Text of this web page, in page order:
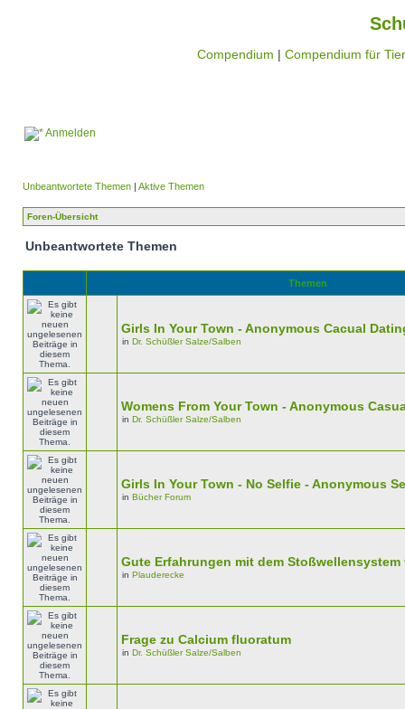
Compendium | Compendium für
Anmelden
Unbeantwortete Themen | Aktive Themen
Foren-Übersicht
Unbeantwortete Themen
Themen
Girls In Your Town - Anonymous Cacual
in Dr. Schüßler Salze/Salben
Womens From Your Town - Anonymous
in Dr. Schüßler Salze/Salben
Girls In Your Town - No Selfie - Anonymous
in Bücher Forum
Gute Erfahrungen mit dem
in Plauderecke
Frage zu Calcium fluoratum
in Dr. Schüßler Salze/Salben